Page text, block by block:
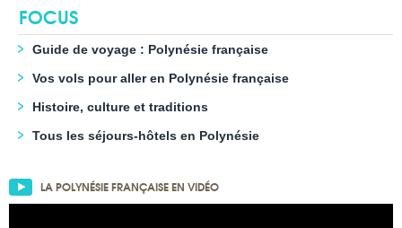
FOCUS
Guide de voyage : Polynésie française
Vos vols pour aller en Polynésie française
Histoire, culture et traditions
Tous les séjours-hôtels en Polynésie
LA POLYNÉSIE FRANÇAISE EN VIDÉO